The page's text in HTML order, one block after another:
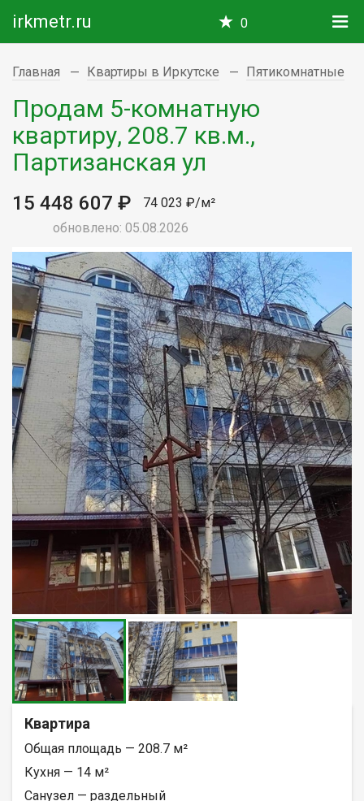
irkmetr.ru 0
Главная Квартиры в Иркутске Пятикомнатные
Продам 5-комнатную
квартиру, 208.7 кв.м.,
Партизанская ул
15 448 607 ₽
74 023 ₽/м²
обновлено: 05.08.2026
Квартира
Общая площадь — 208.7 м²
Кухня — 14 м²
Санузел — раздельный